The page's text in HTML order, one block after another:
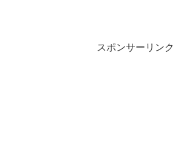
スポンサーリンク